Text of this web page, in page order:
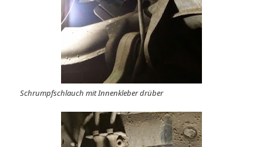
Schrumpfschlauch mit Innenkleber drüber